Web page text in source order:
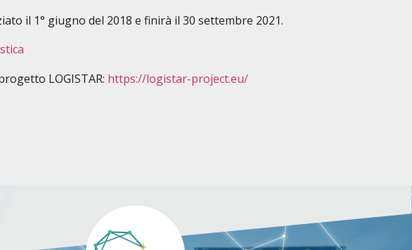
il 1° giugno del 2018 e finirà il 30 settembre 2021.
LOGISTAR: https://logistar-project.eu/